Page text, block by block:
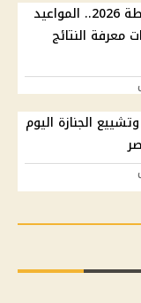
التقديم في أكاديمية الشرطة 2026.. المواعيد
معرفة النتائج
الجنازة اليوم